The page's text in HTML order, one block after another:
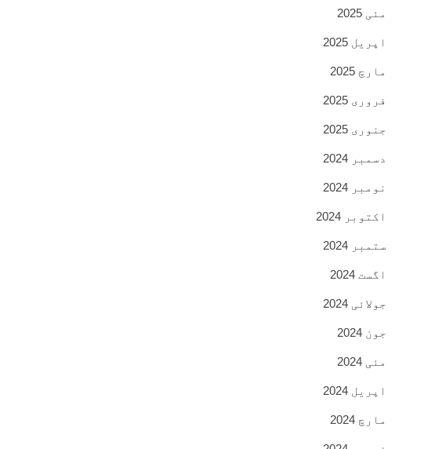
مئی 2025
اپریل 2025
مارچ 2025
فروری 2025
جنوری 2025
دسمبر 2024
نومبر 2024
اکتوبر 2024
ستمبر 2024
اگست 2024
جولائی 2024
جون 2024
مئی 2024
اپریل 2024
مارچ 2024